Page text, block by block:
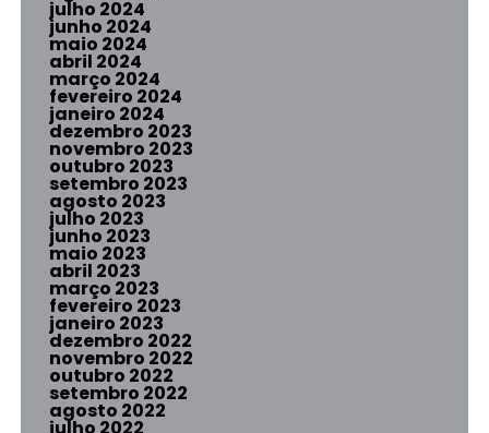
julho 2024
junho 2024
maio 2024
abril 2024
março 2024
fevereiro 2024
janeiro 2024
dezembro 2023
novembro 2023
outubro 2023
setembro 2023
agosto 2023
julho 2023
junho 2023
maio 2023
abril 2023
março 2023
fevereiro 2023
janeiro 2023
dezembro 2022
novembro 2022
outubro 2022
setembro 2022
agosto 2022